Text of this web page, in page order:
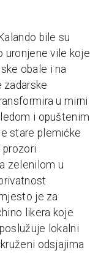
bile su
uronjene vile koje
obale i na
u mirni
i opuštenim
stare plemićke
prozori
zelenilom u
je za
likera koje
lokalni
odsjajima